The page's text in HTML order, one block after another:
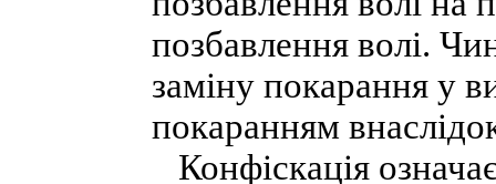
позбавлення волі.
заміну покарання у
покаранням
Конфіскація